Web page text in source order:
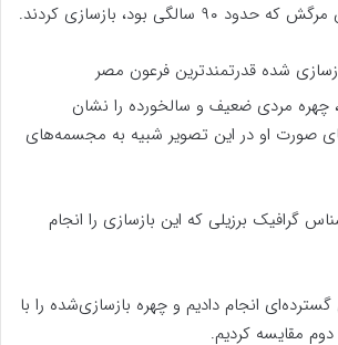
سالگی بود، بازسازی کردند.
چهره مردی ضعیف و سالخورده را نشان
صورت او در این تصویر شبیه به مجسمه‌های
گرافیک برزیلی که این بازسازی را انجام
انجام دادیم و چهره بازسازی‌شده را با
مقایسه کردیم.